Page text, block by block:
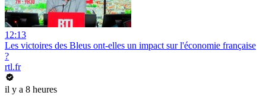
12:13
Les victoires des Bleus ont-elles un impact sur l'économie française
?
rtl.fr
il y a 8 heures